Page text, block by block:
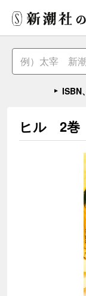
ISBN
ヒル 2巻